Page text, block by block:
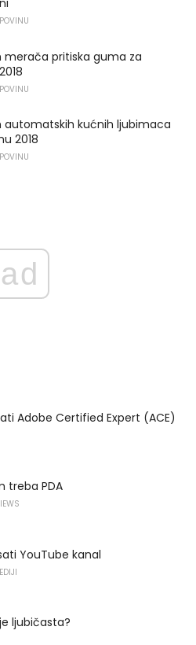
merača pritiska guma za
automatskih kućnih ljubimaca
2018
ad
Adobe Certified Expert (ACE)
treba PDA
YouTube kanal
ljubičasta?